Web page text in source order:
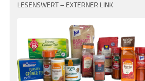
LESENSWERT – EXTERNER LINK